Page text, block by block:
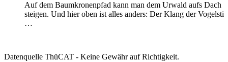
Auf dem Baumkronenpfad kann man dem Urwald aufs Dach
steigen. Und hier oben ist alles anders: Der Klang der
…
Datenquelle ThüCAT - Keine Gewähr auf Richtigkeit.